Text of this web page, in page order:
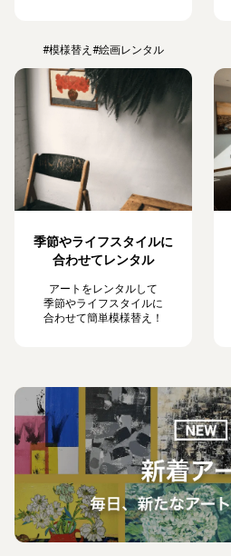
#模様替え #絵画レンタル
季節やライフスタイルに
合わせてレンタル
アートをレンタルして
季節やライフスタイルに
合わせて簡単模様替え！